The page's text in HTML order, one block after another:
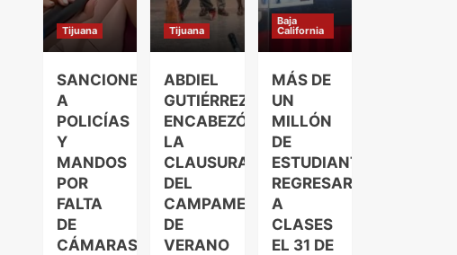
Tijuana
SANCIONES
A
POLICÍAS
Y
MANDOS
POR
FALTA
DE
CÁMARAS
Tijuana
ABDIEL
GUTIÉRREZ
ENCABEZÓ
LA
CLAUSURA
DEL
CAMPAMENTO
DE
VERANO
Baja
California
MÁS DE
UN
MILLÓN
DE
ESTUDIANTES
REGRESARÁN
A
CLASES
EL 31 DE